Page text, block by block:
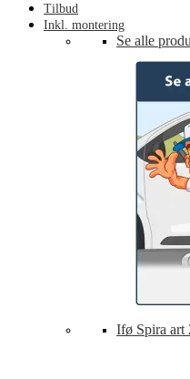
Tilbud
Inkl. montering
Se alle
Ifø Spira art